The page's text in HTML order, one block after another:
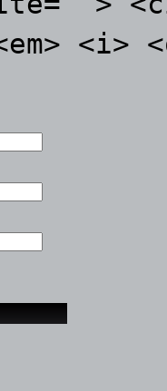
<i>